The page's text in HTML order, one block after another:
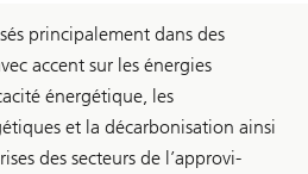
principalement dans des
accent sur les énergies
énergétique, les
et la décarbonisation ainsi
des secteurs de l’approvi­